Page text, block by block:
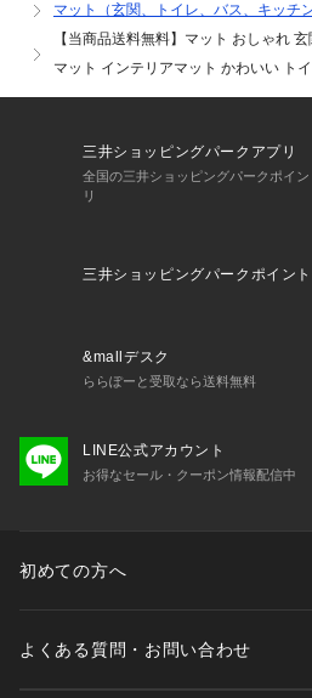
リア雑貨 足元マット オールシーズ
マット（玄関、トイレ、バス、キッチン
【当商品送料無料】マット おしゃれ
マット インテリアマット かわいい ト
三井ショッピングパークアプリ
全国の三井ショッピングパークポイ
リ
三井ショッピングパークポイント
&mallデスク
ららぽーと受取なら送料無料
LINE公式アカウント
お得なセール・クーポン情報配信中
初めての方へ
よくある質問・お問い合わせ